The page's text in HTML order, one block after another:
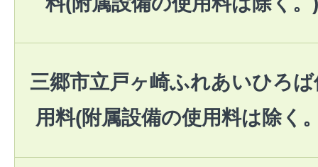
三郷市立戸ヶ崎ふれあいひろば
用料(附属設備の使用料は除く